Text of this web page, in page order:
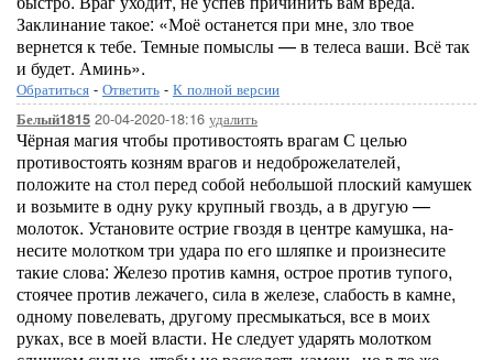
Заклинание такое: «Моё останется при мне, зло твое
вернется к тебе. Темные помыслы — в телеса ваши. Всё так
и будет. Аминь».
Обратиться - Ответить - К полной версии
Белый1815 20-04-2020-18:16 удалить
Чёрная магия чтобы противостоять врагам С целью
противостоять козням врагов и недоброжелателей,
положите на стол перед собой небольшой плоский каму­шек
и возьмите в одну руку крупный гвоздь, а в другую —
молоток. Установите острие гвоздя в центре камушка, на­
несите молотком три удара по его шляпке и произнесите
такие слова: Железо против камня, острое против тупо­го,
стоячее против лежачего, сила в железе, слабость в камне,
одному повелевать, другому пресмыкаться, все в моих
руках, все в моей власти. Не следует ударять мо­лотком